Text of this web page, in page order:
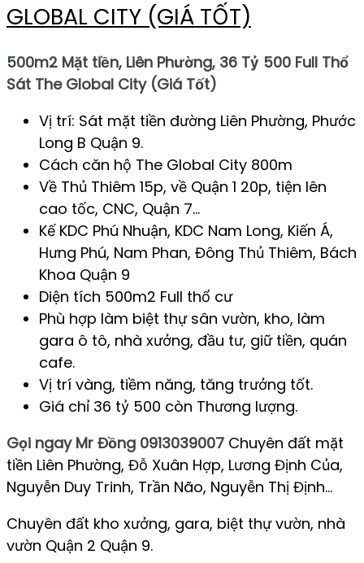
GLOBAL CITY (GIÁ TỐT)
500m2 Mặt tiền, Liên Phường, 36 Tỷ 500 Full Thổ
Sát The Global City (Giá Tốt)
Vị trí: Sát mặt tiền đường Liên Phường, Phước
Long B Quận 9.
Cách căn hộ The Global City 800m
Về Thủ Thiêm 15p, về Quận 1 20p, tiện lên
cao tốc, CNC, Quận 7…
Kế KDC Phú Nhuận, KDC Nam Long, Kiến Á,
Hưng Phú, Nam Phan, Đông Thủ Thiêm, Bách
Khoa Quận 9
Diện tích 500m2 Full thổ cư
Phù hợp làm biệt thự sân vườn, kho, làm
gara ô tô, nhà xưởng, đầu tư, giữ tiền, quán
cafe.
Vị trí vàng, tiềm năng, tăng trưởng tốt.
Giá chỉ 36 tỷ 500 còn Thương lượng.
Gọi ngay Mr Đồng 0913039007 Chuyên đất mặt
tiền Liên Phường, Đỗ Xuân Hợp, Lương Định Của,
Nguyễn Duy Trinh, Trần Não, Nguyễn Thị Định…
Chuyên đất kho xưởng, gara, biệt thự vườn, nhà
vườn Quận 2 Quận 9.